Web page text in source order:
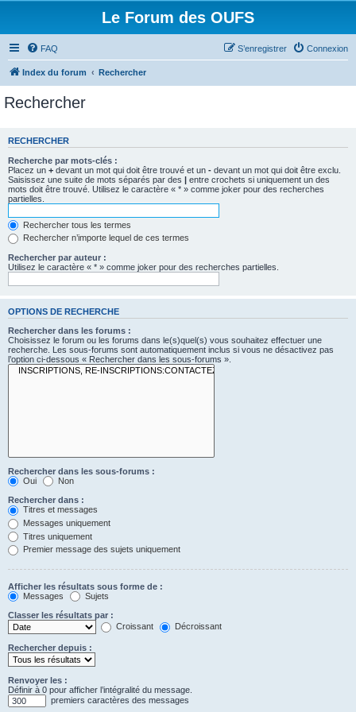
Le Forum des OUFS
FAQ Connexion
S’enregistrer
Index du forum Rechercher
Rechercher
RECHERCHER
Recherche par mots-clés :
Placez un + devant un mot qui doit être trouvé et un - devant un mot qui doit être exclu.
Saisissez une suite de mots séparés par des | entre crochets si uniquement un des
mots doit être trouvé. Utilisez le caractère « * » comme joker pour des recherches
partielles.
Rechercher tous les termes
Rechercher n’importe lequel de ces termes
Rechercher par auteur :
Utilisez le caractère « * » comme joker pour des recherches partielles.
OPTIONS DE RECHERCHE
Rechercher dans les forums :
Choisissez le forum ou les forums dans le(s)quel(s) vous souhaitez effectuer une
recherche. Les sous-forums sont automatiquement inclus si vous ne désactivez pas
l’option ci-dessous « Rechercher dans les sous-forums ».
Rechercher dans les sous-forums :
Oui
Non
Rechercher dans :
Titres et messages
Messages uniquement
Titres uniquement
Premier message des sujets uniquement
Afficher les résultats sous forme de :
Messages
Sujets
Classer les résultats par :
Croissant
Décroissant
Rechercher depuis :
Renvoyer les :
Définir à 0 pour afficher l’intégralité du message.
premiers caractères des messages